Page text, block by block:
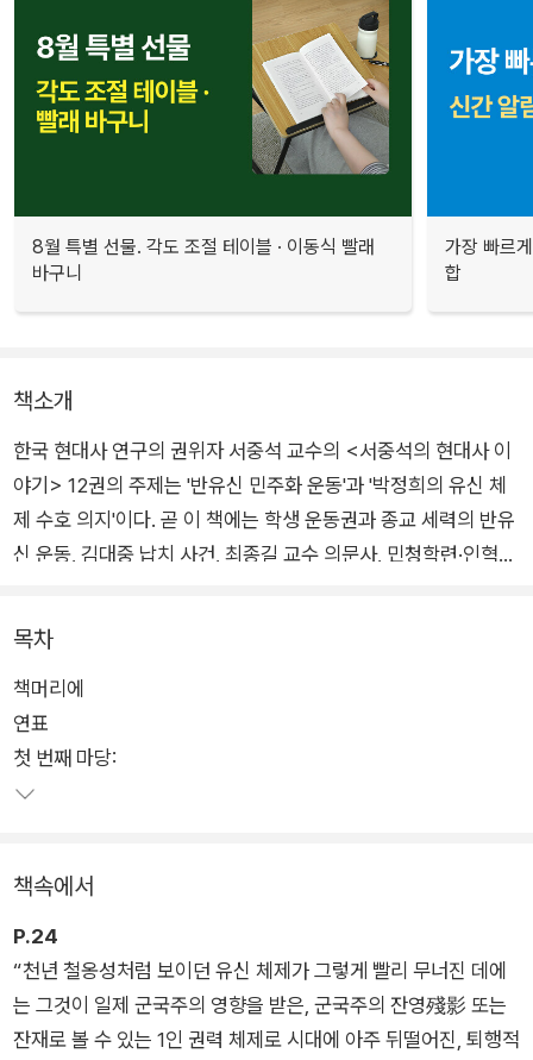
8월 특별 선물. 각도 조절 테이블 · 이동식 빨래
바구니
가장 빠르
합
책소개
한국 현대사 연구의 권위자 서중석 교수의 <서중석의 현대사 이
야기> 12권의 주제는 '반유신 민주화 운동'과 '박정희의 유신 체
제 수호 의지'이다. 곧 이 책에는 학생 운동권과 종교 세력의 반유
신 운동, 김대중 납치 사건, 최종길 교수 의문사, 민청학련·인혁당
유언론실천선언 등 박정희의 유신 체제에 일어난 다양한 사건들
이 등장하는데, 이를 통해 박정희가 얼마나 잔인하게 민주주의를
파괴했는지를 샅샅이 고발하고 있다.
서중석 교수는 유신 체제 시기에 일어난 이 다양한 사건들을 자세
히 들여다보는 의미에 대해 다음과 같이 말하고 있다. "유신 체제
치유하는 데에도, 현재 우리 정치를 이해하는 데에도, 그리고 미
래를 열어나가는 데에도 대단히 중요하다고 본다."
목차
책머리에
연표
첫 번째 마당:
책속에서
P.24
“천년 철옹성처럼 보이던 유신 체제가 그렇게 빨리 무너진 데에
는 그것이 일제 군국주의 영향을 받은, 군국주의 잔영殘影 또는
잔재로 볼 수 있는 1인 권력 체제로 시대에 아주 뒤떨어진, 퇴행적